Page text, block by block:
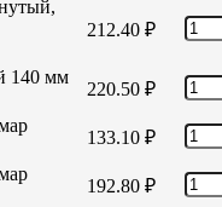
212.40 ₽
140 мм
220.50 ₽
133.10 ₽
192.80 ₽